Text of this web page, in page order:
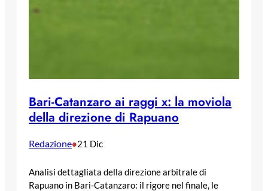
Bari-Catanzaro ai raggi x: la moviola
della direzione di Rapuano
Redazione•21 Dic
Analisi dettagliata della direzione arbitrale di
Rapuano in Bari-Catanzaro: il rigore nel finale, le